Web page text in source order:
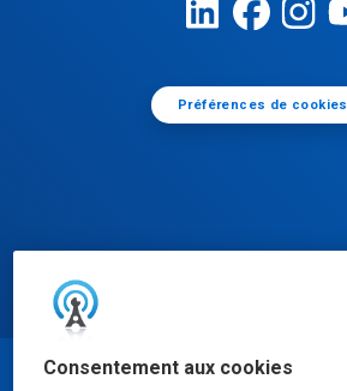
Consentement aux cookies
Préférences de cookies